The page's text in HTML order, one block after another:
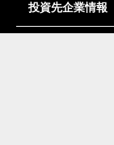
投資先企業情報